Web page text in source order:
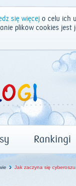
się więcej o celu ich
plików cookies
Rankingi
Jak zaczyna się